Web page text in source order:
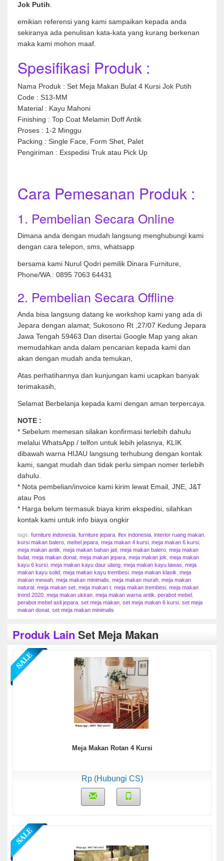
Jok Putih
emikian referensi yang kami sampaikan kepada anda
sekiranya ada penulisan kata-kata yang kurang berkenan
maka kami mohon maaf.
Spesifikasi Produk :
Nama Produk : Set Meja Makan Bulat 4 Kursi Jok Putih
Code : S13-MM
Material : Kayu Mahoni
Finishing : Top Coat Melamin Doff Antik
Proses : 1-2 Minggu
Packing : Single Face, Form Shet, Palet
Pengiriman : Exspedisi Truk atau Pick Up
Cara Pemesanan Produk :
1. Pembelian Secara Online
Dimana anda dengan mudah langsung menghubungi kami
dengan cara telepon, sms, whatsapp
bersama kami Nurul Qodri pemilik Dinara Furniture,
Phone/WA : 0895 7063 64431
2. Pembelian Secara Offline
Anda bisa langsung datang ke workshop kami yang ada di
Jepara dengan alamat; Sukosono Rt ,27/07 Kedung Jepara
Jawa Tengah 59463 Dan disertai Google Map yang akan
memudahkan anda dalam pencarian kepada kami dan
akan dengan mudah anda temukan,
Atas perhatihannya dan kunjungan kami ucapkan banyak
terimakasih,
Selamat Berbelanja kepada kami dengan aman terpercaya.
NOTE :
* Sebelum memesan silakan konfirmasi terlebih dahulu
melalui WhatsApp / telfon untuk lebih jelasnya, KLIK
dibawah warna HIJAU langsung terhubung dengan kontak
kami, sangat mudah dan tidak perlu simpan nomer terlebih
dahulu.
* Nota pembelian/invoice kami kirim lewat Email, JNE, J&T
atau Pos
* Harga belum termasuk biaya kirim ekspedisi, silahkan
kontak kami untuk info biaya ongkir
tags: furniture indonesia furniture jepara ifex indonesia interior ruang makan
kursi makan balero mebel jepara meja makan 4 kursi meja makan 6 kursi
meja makan antik meja makan bahan jati meja makan balero meja makan
bulat meja makan donat meja makan jepara meja makan jok meja makan
kayu 6 kursi meja makan kayu daur ulang meja makan kayu lawas meja
makan kayu solid meja makan kayu trembesi meja makan klasik meja
makan mewah meja makan minimalis meja makan murah meja makan
natural meja makan set meja makan t meja makan trembesi meja makan
trend 2020 meja makan ukiran meja makan warna antik perabot mebel
perabot mebel asli jepara set meja makan set meja makan 6 kursi set meja
makan donat set meja makan minimalis
Produk Lain Set Meja Makan
Meja Makan Rotan 4 Kursi
Rp (Hubungi CS)